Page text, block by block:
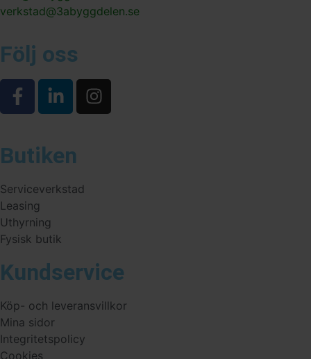
verkstad@3abyggdelen.se
Följ oss
Butiken
Serviceverkstad
Leasing
Uthyrning
Fysisk butik
Kundservice
Köp- och leveransvillkor
Mina sidor
Integritetspolicy
Cookies